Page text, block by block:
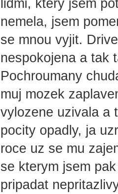
lidmi, ktery jsem
nemela, jsem
se mnou vyjit.
nespokojena a tak
Pochroumany
muj mozek
vylozene uzivala a
pocity opadly, ja
roce uz se mu
se kterym jsem
pripadat